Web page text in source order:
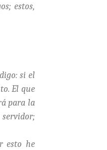
estos,
si el
El que
para la
servidor;
esto he